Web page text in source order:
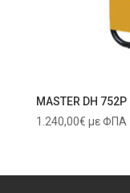
MASTER DH
1.240,00€ με ΦΠΑ